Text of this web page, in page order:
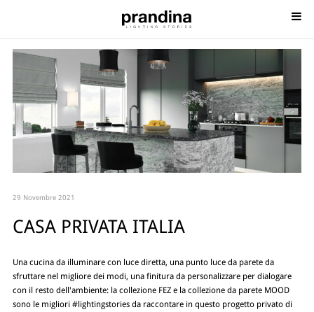
29 Novembre 2021
CASA PRIVATA ITALIA
Una cucina da illuminare con luce diretta, una punto luce da parete da
sfruttare nel migliore dei modi, una finitura da personalizzare per dialogare
con il resto dell'ambiente: la collezione FEZ e la collezione da parete MOOD
sono le migliori #lightingstories da raccontare in questo progetto privato di